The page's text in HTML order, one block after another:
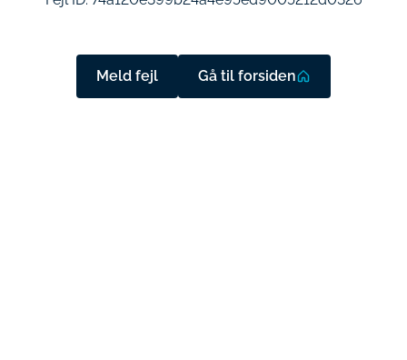
Meld fejl Gå til forsiden